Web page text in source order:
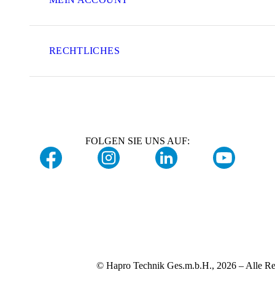
RECHTLICHES
FOLGEN SIE UNS AUF:
© Hapro Technik Ges.m.b.H., 2026 – Alle